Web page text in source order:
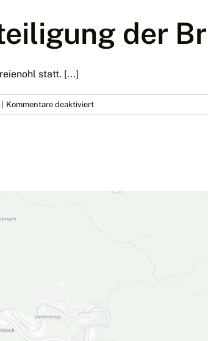
der
statt. [...]
Kommentare deaktiviertfür
St.